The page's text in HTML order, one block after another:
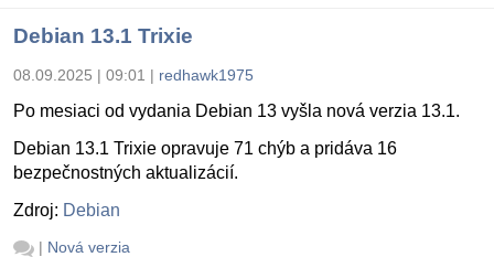
Debian 13.1 Trixie
08.09.2025 | 09:01 | redhawk1975
Po mesiaci od vydania Debian 13 vyšla nová verzia 13.1.
Debian 13.1 Trixie opravuje 71 chýb a pridáva 16
bezpečnostných aktualizácií.
Zdroj: Debian
| Nová verzia